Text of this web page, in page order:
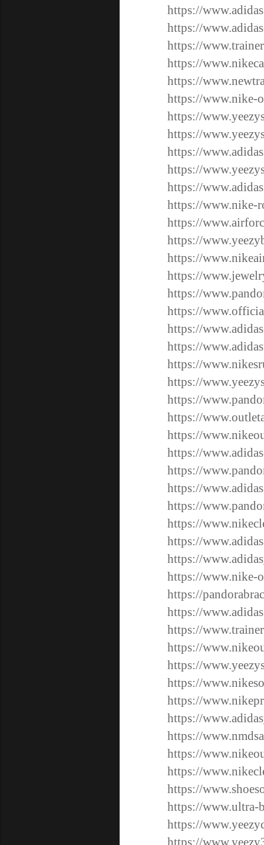
https://
https://
https://
https://
https://
https://www.nike-
https://
https://
https://
https://
https://
https://www.nike-
https://
https://
https://
https://
https://
https://
https://
https://
https://
https://
https://
https://
https://
https://
https://
https://
https://
https://
https://
https://
https://www.nike-
https://
https://
https://
https://
https://
https://
https://
https://
https://
https://
https://
https://
https://www.ultra-
https://
https://